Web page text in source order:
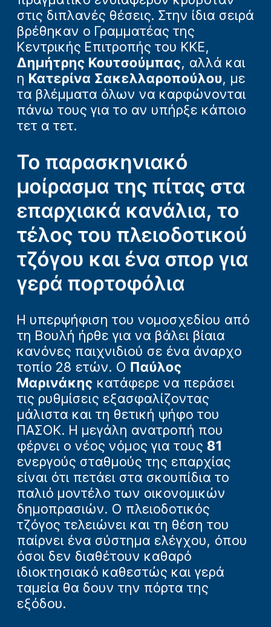
στις διπλανές θέσεις. Στην ίδια σειρά
βρέθηκαν ο Γραμματέας της
Κεντρικής Επιτροπής του ΚΚΕ,
Δημήτρης Κουτσούμπας, αλλά και
η Κατερίνα Σακελλαροπούλου, με
τα βλέμματα όλων να καρφώνονται
πάνω τους για το αν υπήρξε κάποιο
τετ α τετ.
Το παρασκηνιακό
μοίρασμα της πίτας στα
επαρχιακά κανάλια, το
τέλος του πλειοδοτικού
τζόγου και ένα σπορ για
γερά πορτοφόλια
Η υπερψήφιση του νομοσχεδίου από
τη Βουλή ήρθε για να βάλει βίαια
κανόνες παιχνιδιού σε ένα άναρχο
τοπίο 28 ετών. Ο Παύλος
Μαρινάκης κατάφερε να περάσει
τις ρυθμίσεις εξασφαλίζοντας
μάλιστα και τη θετική ψήφο του
ΠΑΣΟΚ. Η μεγάλη ανατροπή που
φέρνει ο νέος νόμος για τους 81
ενεργούς σταθμούς της επαρχίας
είναι ότι πετάει στα σκουπίδια το
παλιό μοντέλο των οικονομικών
δημοπρασιών. Ο πλειοδοτικός
τζόγος τελειώνει και τη θέση του
παίρνει ένα σύστημα ελέγχου, όπου
όσοι δεν διαθέτουν καθαρό
ιδιοκτησιακό καθεστώς και γερά
ταμεία θα δουν την πόρτα της
εξόδου.